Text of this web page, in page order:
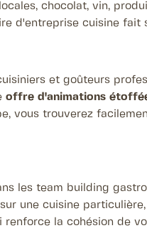
chocolat, vin,
d'entreprise cuisine fait
et goûteurs
offre d'animations
vous trouverez
les team building
une cuisine
la cohésion de